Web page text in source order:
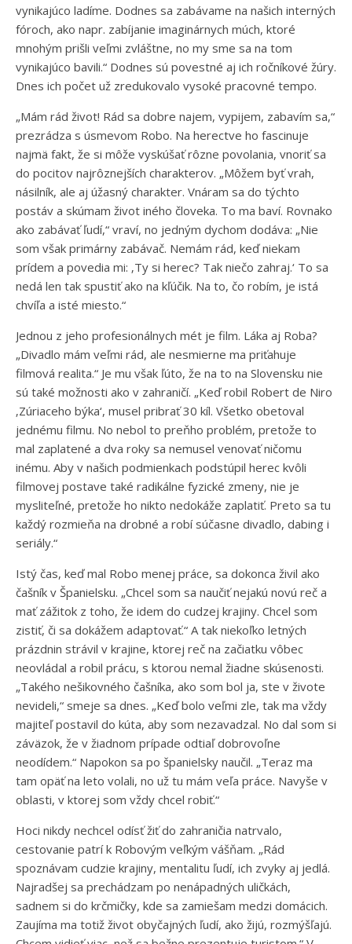
vynikajúco ladíme. Dodnes sa zabávame na našich interných
fóroch, ako napr. zabíjanie imaginárnych múch, ktoré
mnohým prišli veľmi zvláštne, no my sme sa na tom
vynikajúco bavili.“ Dodnes sú povestné aj ich ročníkové žúry.
Dnes ich počet už zredukovalo vysoké pracovné tempo.
„Mám rád život! Rád sa dobre najem, vypijem, zabavím sa,“
prezrádza s úsmevom Robo. Na herectve ho fascinuje
najmä fakt, že si môže vyskúšať rôzne povolania, vnoriť sa
do pocitov najrôznejších charakterov. „Môžem byť vrah,
násilník, ale aj úžasný charakter. Vnáram sa do týchto
postáv a skúmam život iného človeka. To ma baví. Rovnako
ako zabávať ľudí,“ vraví, no jedným dychom dodáva: „Nie
som však primárny zabávač. Nemám rád, keď niekam
prídem a povedia mi: ‚Ty si herec? Tak niečo zahraj.‘ To sa
nedá len tak spustiť ako na kľúčik. Na to, čo robím, je istá
chvíľa a isté miesto.“
Jednou z jeho profesionálnych mét je film. Láka aj Roba?
„Divadlo mám veľmi rád, ale nesmierne ma priťahuje
filmová realita.“ Je mu však ľúto, že na to na Slovensku nie
sú také možnosti ako v zahraničí. „Keď robil Robert de Niro
‚Zúriaceho býka‘, musel pribrať 30 kíl. Všetko obetoval
jednému filmu. No nebol to preňho problém, pretože to
mal zaplatené a dva roky sa nemusel venovať ničomu
inému. Aby v našich podmienkach podstúpil herec kvôli
filmovej postave také radikálne fyzické zmeny, nie je
mysliteľné, pretože ho nikto nedokáže zaplatiť. Preto sa tu
každý rozmieňa na drobné a robí súčasne divadlo, dabing i
seriály.“
Istý čas, keď mal Robo menej práce, sa dokonca živil ako
čašník v Španielsku. „Chcel som sa naučiť nejakú novú reč a
mať zážitok z toho, že idem do cudzej krajiny. Chcel som
zistiť, či sa dokážem adaptovať.“ A tak niekoľko letných
prázdnin strávil v krajine, ktorej reč na začiatku vôbec
neovládal a robil prácu, s ktorou nemal žiadne skúsenosti.
„Takého nešikovného čašníka, ako som bol ja, ste v živote
nevideli,“ smeje sa dnes. „Keď bolo veľmi zle, tak ma vždy
majiteľ postavil do kúta, aby som nezavadzal. No dal som si
záväzok, že v žiadnom prípade odtiaľ dobrovoľne
neodídem.“ Napokon sa po španielsky naučil. „Teraz ma
tam opäť na leto volali, no už tu mám veľa práce. Navyše v
oblasti, v ktorej som vždy chcel robiť.“
Hoci nikdy nechcel odísť žiť do zahraničia natrvalo,
cestovanie patrí k Robovým veľkým vášňam. „Rád
spoznávam cudzie krajiny, mentalitu ľudí, ich zvyky aj jedlá.
Najradšej sa prechádzam po nenápadných uličkách,
sadnem si do krčmičky, kde sa zamiešam medzi domácich.
Zaujíma ma totiž život obyčajných ľudí, ako žijú, rozmýšľajú.